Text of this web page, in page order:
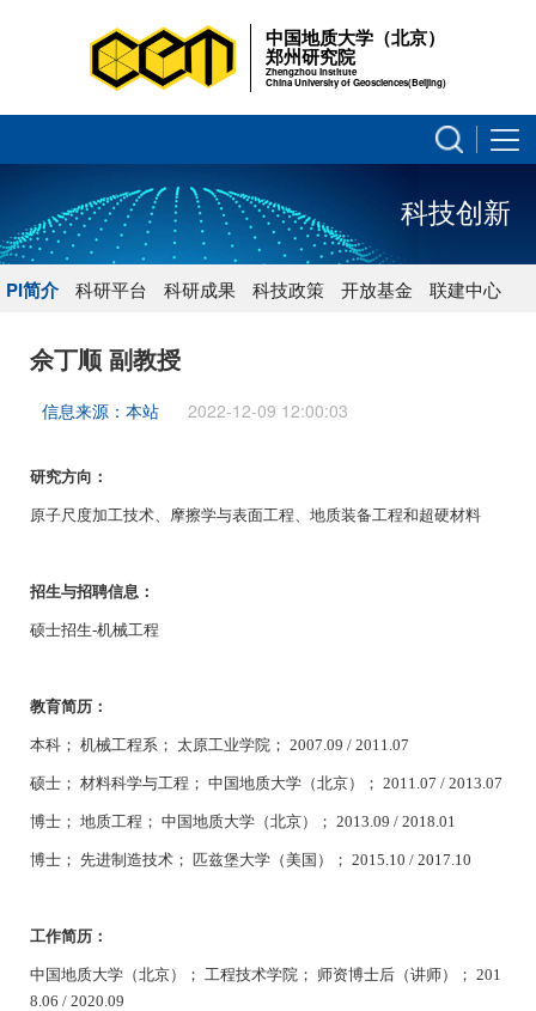
中国地质大学（北京）
郑州研究院
Zhengzhou Institute
China University of Geosciences(Beijing)
科技创新
PI简介 科研平台 科研成果 科技政策 开放基金 联建中心
佘丁顺 副教授
信息来源：本站 2022-12-09 12:00:03
研究方向：
原子尺度加工技术、摩擦学与表面工程、地质装备工程和超硬材料
招生与招聘信息 ：
硕士招生-机械工程
教育简历 ：
本科； 机械工程系； 太原工业学院； 2007.09 / 2011.07
硕士； 材料科学与工程； 中国地质大学（北京）； 2011.07 / 2013.07
博士； 地质工程； 中国地质大学（北京）； 2013.09 / 2018.01
博士； 先进制造技术； 匹兹堡大学（美国）； 2015.10 / 2017.10
工作简历 ：
中国地质大学（北京）； 工程技术学院； 师资博士后（讲师）； 201
8.06 / 2020.09